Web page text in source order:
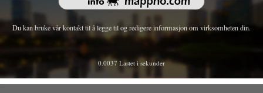
Du kan bruke vår kontakt til å legge til og redigere informasjon om virksomheten din.
0.0037 Lastet i sekunder